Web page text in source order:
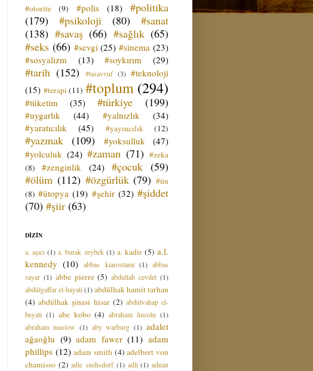
#otorite (9) #polis (18)
#politika
(179)
#psikoloji (80)
#sanat
(138) #savaş (66) #sağlık (65)
#seks (66) #sevgi (25) #sinema (23)
#sosyalizm
(13) #soykırım (29)
#tarih (152) #tasavvuf (3) #teknoloji
(15) #terapi (11) #toplum (294)
#tüketim (35) #türkiye (199)
#uygarlık (44) #yalnızlık
(34)
#yaratıcılık
(45) #yayıncılık (12)
#yazmak (109) #yoksulluk
(47)
#yolculuk (24) #zaman (71) #zeka
(8)
#zenginlik (24) #çocuk (59)
#ölüm (112) #özgürlük (79) #ün
(8) #ütopya (19) #şehir (32) #şiddet
(70) #şiir (63)
DİZİN
a. aşıcı (1) a. burak zeybek (1) a. kadir (5) a.l.
kennedy (10) abbas kiarostami (1) abbas
sayar (1) abbe pierre (5) abdullah cevdet (1)
abdülgaffar el-hayati(1)abdülhak hamit tarhan
(4) abdülhak şinasi hisar (2) abdülvahap el-
beyati (1) abe kobo (4) abraham lincoln (1)
abraham maslow (1) aby warburg (1) adalet
ağaoğlu (9) adam fawer (11) adam
phillips (12) adam smith (4) adelbert von
chamisso (2) adie suehsdorf (1) adli (1) adnan